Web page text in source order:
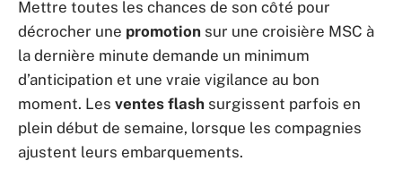
Mettre toutes les chances de son côté pour
décrocher une promotion sur une croisière MSC à
la dernière minute demande un minimum
d’anticipation et une vraie vigilance au bon
moment. Les ventes flash surgissent parfois en
plein début de semaine, lorsque les compagnies
ajustent leurs embarquements.